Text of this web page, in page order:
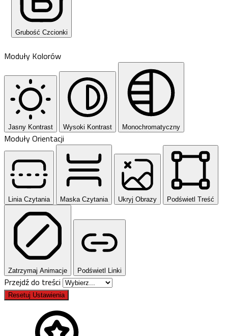
Grubość Czcionki
Moduły Kolorów
Jasny Kontrast Wysoki Kontrast Monochromatyczny
Moduły Orientacji
Linia Czytania Maska Czytania Ukryj Obrazy Podświetl Treść
Zatrzymaj Animacje Podświetl Linki
Przejdź do treści
Resetuj Ustawienia